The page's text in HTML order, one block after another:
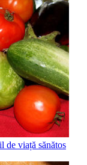
de viață sănătos